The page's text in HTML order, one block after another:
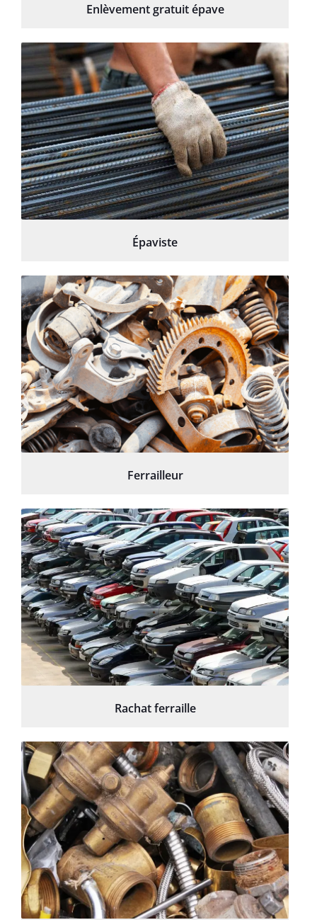
Enlèvement gratuit épave
Épaviste
Ferrailleur
Rachat ferraille